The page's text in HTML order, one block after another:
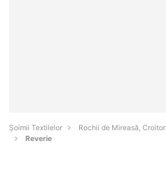
Șoimii Textilelor
Rochii de Mireasă,
Reverie